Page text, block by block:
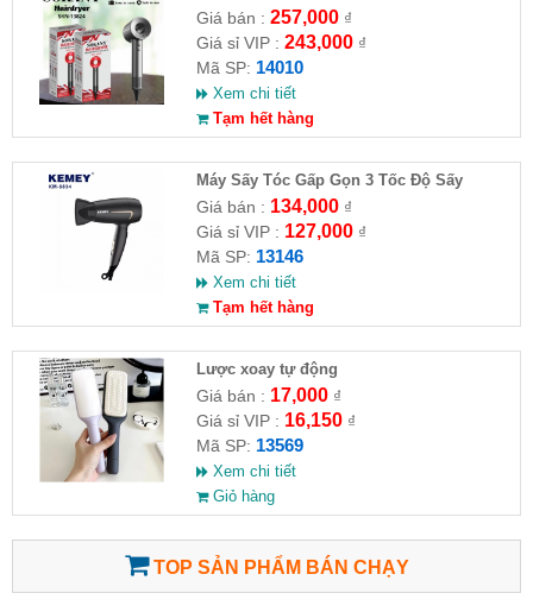
SOKANY SKN-14010
Giá bán : 257,000₫
Giá sỉ VIP : 243,000₫
Mã SP: 14010
Xem chi tiết
Tạm hết hàng
Máy Sấy Tóc Gấp Gọn 3 Tốc Độ Sấy
Kemey KM 6834
Giá bán : 134,000₫
Giá sỉ VIP : 127,000₫
Mã SP: 13146
Xem chi tiết
Tạm hết hàng
Lược xoay tự động
Giá bán : 17,000₫
Giá sỉ VIP : 16,150₫
Mã SP: 13569
Xem chi tiết
Giỏ hàng
TOP SẢN PHẨM BÁN CHẠY